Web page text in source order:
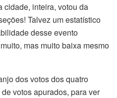
cidade, inteira, votou da
Talvez um estatístico
desse evento
mas muito baixa mesmo
dos votos dos quatro
votos apurados, para ver